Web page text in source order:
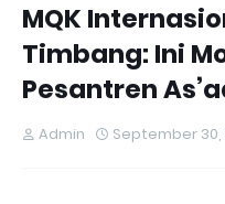
MQK
Timbang: Ini
Pesantren
Admin September 30,